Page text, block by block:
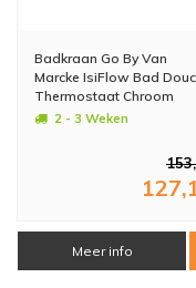
Badkraan Go By Van
Marcke IsiFlow Bad
Thermostaat Chroom
2 - 3 Weken
Meer info